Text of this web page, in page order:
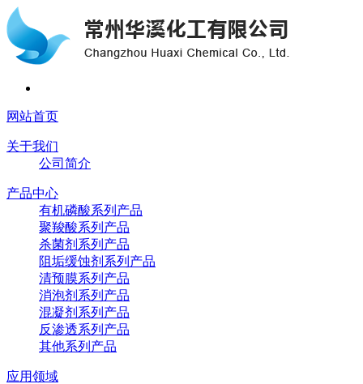
网站首页
关于我们
公司简介
产品中心
有机磷酸系列产品
聚羧酸系列产品
杀菌剂系列产品
阻垢缓蚀剂系列产品
清预膜系列产品
消泡剂系列产品
混凝剂系列产品
反渗透系列产品
其他系列产品
应用领域